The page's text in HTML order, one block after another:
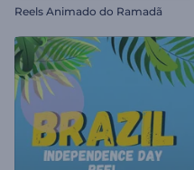
Reels Animado do Ramadã